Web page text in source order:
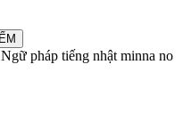
Ngữ pháp tiếng nhật minna no